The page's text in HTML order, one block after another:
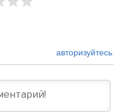
авторизуйтесь